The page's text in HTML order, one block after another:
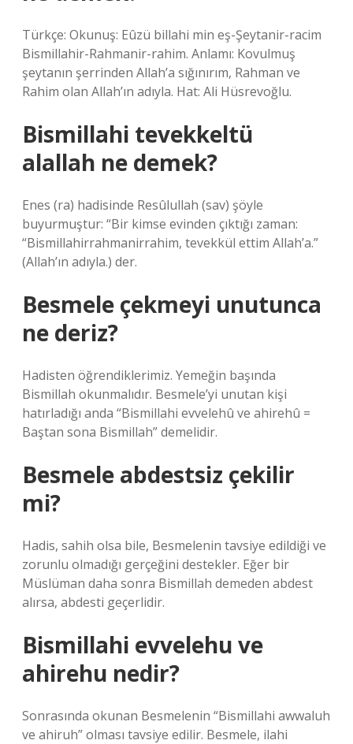
Türkçe: Okunuş: Eûzü billahi min eş-Şeytanir-racim
Bismillahir-Rahmanir-rahim. Anlamı: Kovulmuş
şeytanın şerrinden Allah’a sığınırım, Rahman ve
Rahim olan Allah’ın adıyla. Hat: Ali Hüsrevoğlu.
Bismillahi tevekkeltü
alallah ne demek?
Enes (ra) hadisinde Resûlullah (sav) şöyle
buyurmuştur: “Bir kimse evinden çıktığı zaman:
“Bismillahirrahmanirrahim, tevekkül ettim Allah’a.”
(Allah’ın adıyla.) der.
Besmele çekmeyi unutunca
ne deriz?
Hadisten öğrendiklerimiz. Yemeğin başında
Bismillah okunmalıdır. Besmele’yi unutan kişi
hatırladığı anda “Bismillahi evvelehû ve ahirehû =
Baştan sona Bismillah” demelidir.
Besmele abdestsiz çekilir
mi?
Hadis, sahih olsa bile, Besmelenin tavsiye edildiği ve
zorunlu olmadığı gerçeğini destekler. Eğer bir
Müslüman daha sonra Bismillah demeden abdest
alırsa, abdesti geçerlidir.
Bismillahi evvelehu ve
ahirehu nedir?
Sonrasında okunan Besmelenin “Bismillahi awwaluh
ve ahiruh” olması tavsiye edilir. Besmele, ilahi